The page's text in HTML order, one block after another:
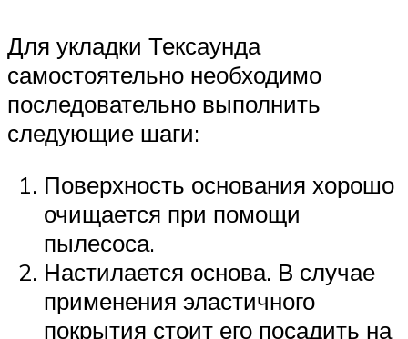
Для укладки Тексаунда
самостоятельно необходимо
последовательно выполнить
следующие шаги:
Поверхность основания хорошо
очищается при помощи
пылесоса.
Настилается основа. В случае
применения эластичного
покрытия стоит его посадить на